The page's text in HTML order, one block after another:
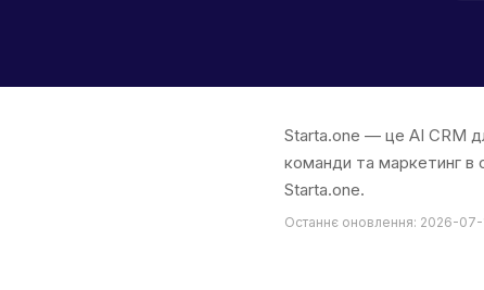
Starta.one — це AI CRM
команди та маркетинг в
Starta.one.
Останнє оновлення: 2026-07-